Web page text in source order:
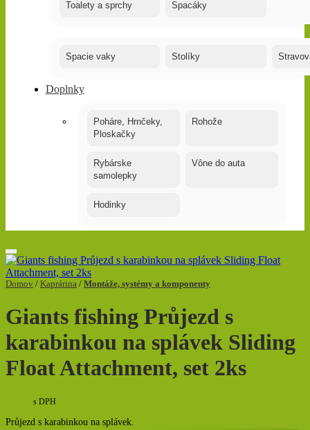
Toalety a sprchy Spacáky
Spacie vaky Stolíky
Doplnky
Poháre, Hrnčeky,
Ploskačky
Rohože
Rybárske
samolepky
Vône do auta
Hodinky
Domov / Kaprárina / Montáže, systémy a komponenty
Giants fishing Průjezd s
karabinkou na splávek Sliding
Float Attachment, set 2ks
s DPH
Průjezd s karabinkou na splávek.